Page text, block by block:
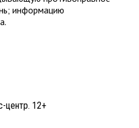
информацию
центр. 12+